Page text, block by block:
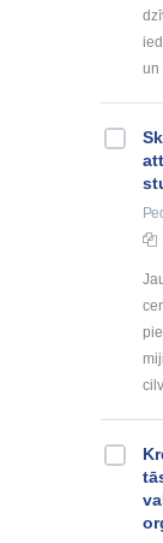
un